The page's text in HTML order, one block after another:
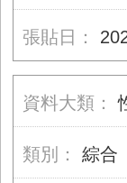
綜合